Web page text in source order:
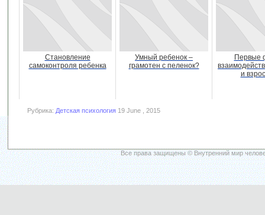
Становление
самоконтроля ребенка
Умный ребенок –
грамотен с пеленок?
Первые
и
Рубрика: Детская психология 19 June , 2015
Все права защищены © Внутренний мир